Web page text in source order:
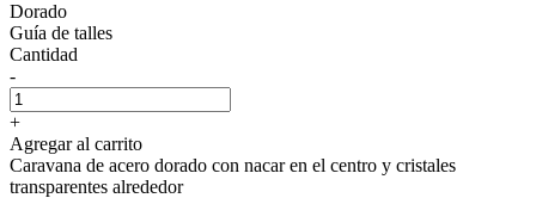
Dorado
Guía de talles
Cantidad
-
+
Agregar al carrito
Caravana de acero dorado con nacar en el centro y cristales
transparentes alrededor